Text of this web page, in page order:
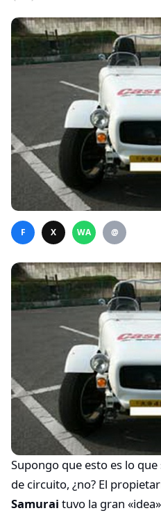
F X WA @
Supongo que esto es lo
de circuito, ¿no? El
Samurai tuvo la gran